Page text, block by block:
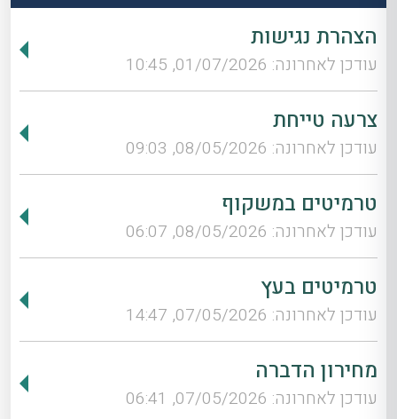
הצהרת נגישות
עודכן לאחרונה: 01/07/2026, 10:45
צרעה טייחת
עודכן לאחרונה: 08/05/2026, 09:03
טרמיטים במשקוף
עודכן לאחרונה: 08/05/2026, 06:07
טרמיטים בעץ
עודכן לאחרונה: 07/05/2026, 14:47
מחירון הדברה
עודכן לאחרונה: 07/05/2026, 06:41